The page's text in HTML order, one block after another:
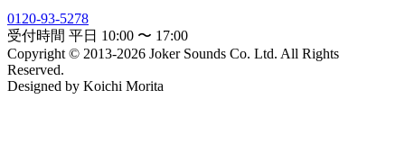
0120-93-5278
受付時間 平日 10:00 〜 17:00
Copyright © 2013-2026 Joker Sounds Co. Ltd. All Rights
Reserved.
Designed by Koichi Morita